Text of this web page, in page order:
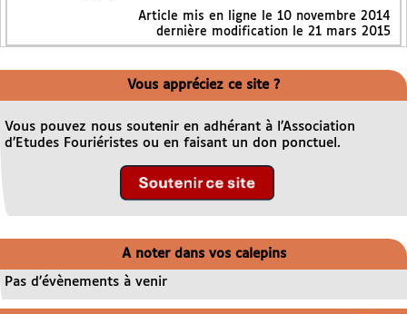
Article mis en ligne le 10 novembre 2014
dernière modification le 21 mars 2015
Vous appréciez ce site ?
Vous pouvez nous soutenir en adhérant à l’Association
d’Etudes Fouriéristes ou en faisant un don ponctuel.
A noter dans vos calepins
Pas d’évènements à venir